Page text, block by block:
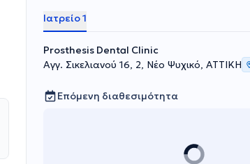
Ιατρείο 1
Prosthesis Dental Clinic
Αγγ. Σικελιανού 16, 2, Νέο Ψυχικό, ΑΤΤΙΚΗ
Επόμενη διαθεσιμότητα